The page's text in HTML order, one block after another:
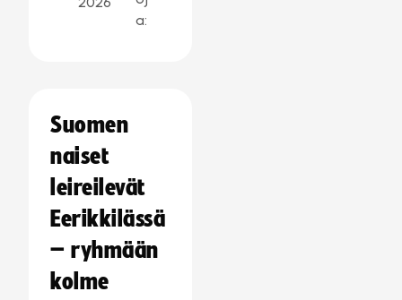
a:
Suomen
naiset
leireilevät
Eerikkilässä
– ryhmään
kolme